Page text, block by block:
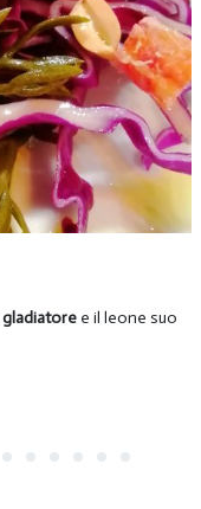
gladiatoree il leone suo